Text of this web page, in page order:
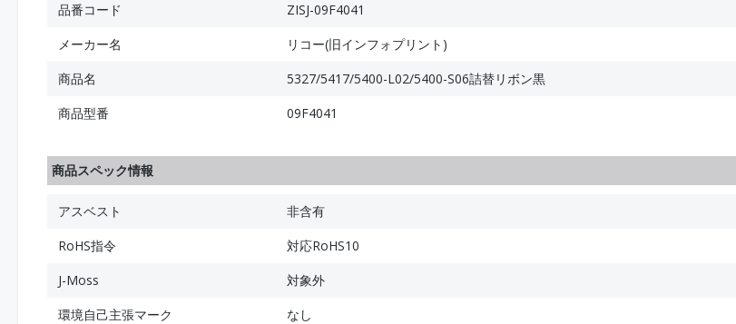
品番コード
ZISJ-09F4041
メーカー名
リコー(旧インフォプリント)
商品名
5327/5417/5400-L02/5400-S06詰替リボン黒
商品型番
09F4041
商品スペック情報
アスベスト
非含有
RoHS指令
対応RoHS10
J-Moss
対象外
環境自己主張マーク
なし